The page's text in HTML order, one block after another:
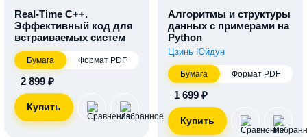
Real-Time С++.
Эффективный код для
встраиваемых систем
Бумага Формат PDF
2 899 ₽
Алгоритмы и структуры
данных с примерами на
Python
Цзинь Юйдун
Бумага Формат PDF
1 699 ₽